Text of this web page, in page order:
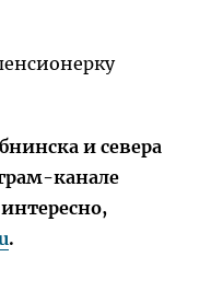
и севера
канале
.